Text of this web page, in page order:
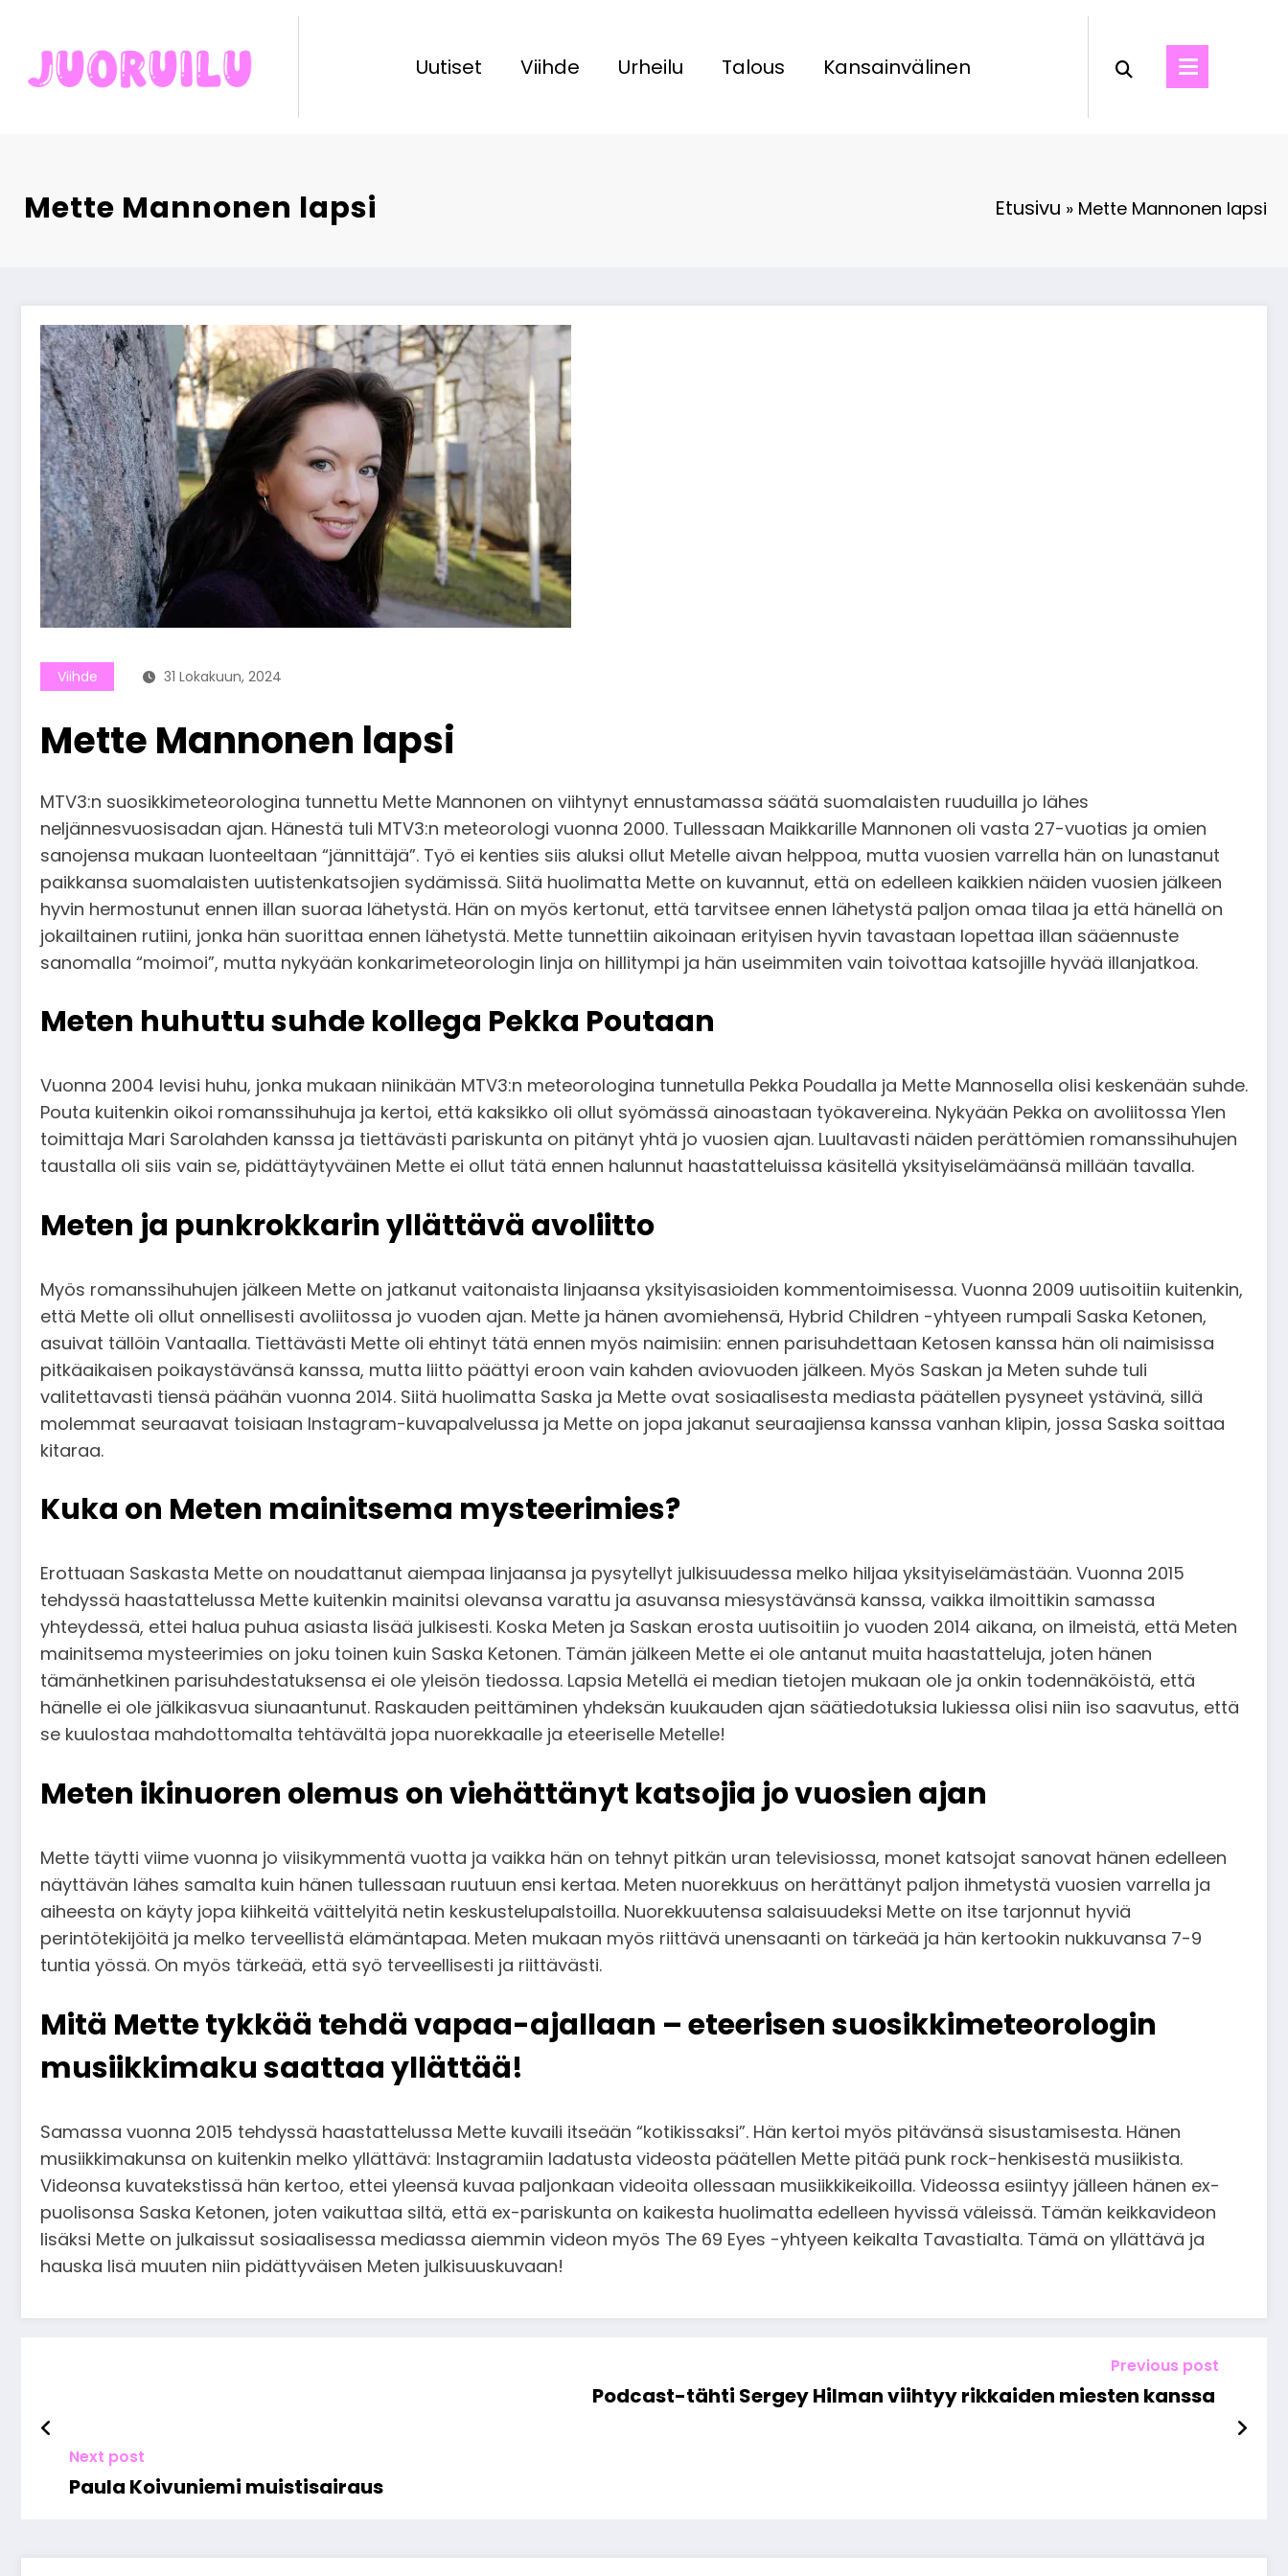
content
Uutiset Viihde Urheilu Talous Kansainvälinen
Mette Mannonen lapsi Etusivu » Mette Mannonen lapsi
Viihde 31 Lokakuun, 2024
Mette Mannonen lapsi
MTV3:n suosikkimeteorologina tunnettu Mette Mannonen on viihtynyt ennustamassa säätä suomalaisten ruuduilla jo lähes
neljännesvuosisadan ajan. Hänestä tuli MTV3:n meteorologi vuonna 2000. Tullessaan Maikkarille Mannonen oli vasta 27-vuotias ja omien
sanojensa mukaan luonteeltaan “jännittäjä”. Työ ei kenties siis aluksi ollut Metelle aivan helppoa, mutta vuosien varrella hän on lunastanut
paikkansa suomalaisten uutistenkatsojien sydämissä. Siitä huolimatta Mette on kuvannut, että on edelleen kaikkien näiden vuosien jälkeen
hyvin hermostunut ennen illan suoraa lähetystä. Hän on myös kertonut, että tarvitsee ennen lähetystä paljon omaa tilaa ja että hänellä on
jokailtainen rutiini, jonka hän suorittaa ennen lähetystä. Mette tunnettiin aikoinaan erityisen hyvin tavastaan lopettaa illan sääennuste
sanomalla “moimoi”, mutta nykyään konkarimeteorologin linja on hillitympi ja hän useimmiten vain toivottaa katsojille hyvää illanjatkoa.
Meten huhuttu suhde kollega Pekka Poutaan
Vuonna 2004 levisi huhu, jonka mukaan niinikään MTV3:n meteorologina tunnetulla Pekka Poudalla ja Mette Mannosella olisi keskenään suhde.
Pouta kuitenkin oikoi romanssihuhuja ja kertoi, että kaksikko oli ollut syömässä ainoastaan työkavereina. Nykyään Pekka on avoliitossa Ylen
toimittaja Mari Sarolahden kanssa ja tiettävästi pariskunta on pitänyt yhtä jo vuosien ajan. Luultavasti näiden perättömien romanssihuhujen
taustalla oli siis vain se, pidättäytyväinen Mette ei ollut tätä ennen halunnut haastatteluissa käsitellä yksityiselämäänsä millään tavalla.
Meten ja punkrokkarin yllättävä avoliitto
Myös romanssihuhujen jälkeen Mette on jatkanut vaitonaista linjaansa yksityisasioiden kommentoimisessa. Vuonna 2009 uutisoitiin kuitenkin,
että Mette oli ollut onnellisesti avoliitossa jo vuoden ajan. Mette ja hänen avomiehensä, Hybrid Children -yhtyeen rumpali Saska Ketonen,
asuivat tällöin Vantaalla. Tiettävästi Mette oli ehtinyt tätä ennen myös naimisiin: ennen parisuhdettaan Ketosen kanssa hän oli naimisissa
pitkäaikaisen poikaystävänsä kanssa, mutta liitto päättyi eroon vain kahden aviovuoden jälkeen. Myös Saskan ja Meten suhde tuli
valitettavasti tiensä päähän vuonna 2014. Siitä huolimatta Saska ja Mette ovat sosiaalisesta mediasta päätellen pysyneet ystävinä, sillä
molemmat seuraavat toisiaan Instagram-kuvapalvelussa ja Mette on jopa jakanut seuraajiensa kanssa vanhan klipin, jossa Saska soittaa
kitaraa.
Kuka on Meten mainitsema mysteerimies?
Erottuaan Saskasta Mette on noudattanut aiempaa linjaansa ja pysytellyt julkisuudessa melko hiljaa yksityiselämästään. Vuonna 2015
tehdyssä haastattelussa Mette kuitenkin mainitsi olevansa varattu ja asuvansa miesystävänsä kanssa, vaikka ilmoittikin samassa
yhteydessä, ettei halua puhua asiasta lisää julkisesti. Koska Meten ja Saskan erosta uutisoitiin jo vuoden 2014 aikana, on ilmeistä, että Meten
mainitsema mysteerimies on joku toinen kuin Saska Ketonen. Tämän jälkeen Mette ei ole antanut muita haastatteluja, joten hänen
tämänhetkinen parisuhdestatuksensa ei ole yleisön tiedossa. Lapsia Metellä ei median tietojen mukaan ole ja onkin todennäköistä, että
hänelle ei ole jälkikasvua siunaantunut. Raskauden peittäminen yhdeksän kuukauden ajan säätiedotuksia lukiessa olisi niin iso saavutus, että
se kuulostaa mahdottomalta tehtävältä jopa nuorekkaalle ja eteeriselle Metelle!
Meten ikinuoren olemus on viehättänyt katsojia jo vuosien ajan
Mette täytti viime vuonna jo viisikymmentä vuotta ja vaikka hän on tehnyt pitkän uran televisiossa, monet katsojat sanovat hänen edelleen
näyttävän lähes samalta kuin hänen tullessaan ruutuun ensi kertaa. Meten nuorekkuus on herättänyt paljon ihmetystä vuosien varrella ja
aiheesta on käyty jopa kiihkeitä väittelyitä netin keskustelupalstoilla. Nuorekkuutensa salaisuudeksi Mette on itse tarjonnut hyviä
perintötekijöitä ja melko terveellistä elämäntapaa. Meten mukaan myös riittävä unensaanti on tärkeää ja hän kertookin nukkuvansa 7-9
tuntia yössä. On myös tärkeää, että syö terveellisesti ja riittävästi.
Mitä Mette tykkää tehdä vapaa-ajallaan – eteerisen suosikkimeteorologin
musiikkimaku saattaa yllättää!
Samassa vuonna 2015 tehdyssä haastattelussa Mette kuvaili itseään “kotikissaksi”. Hän kertoi myös pitävänsä sisustamisesta. Hänen
musiikkimakunsa on kuitenkin melko yllättävä: Instagramiin ladatusta videosta päätellen Mette pitää punk rock-henkisestä musiikista.
Videonsa kuvatekstissä hän kertoo, ettei yleensä kuvaa paljonkaan videoita ollessaan musiikkikeikoilla. Videossa esiintyy jälleen hänen ex-
puolisonsa Saska Ketonen, joten vaikuttaa siltä, että ex-pariskunta on kaikesta huolimatta edelleen hyvissä väleissä. Tämän keikkavideon
lisäksi Mette on julkaissut sosiaalisessa mediassa aiemmin videon myös The 69 Eyes -yhtyeen keikalta Tavastialta. Tämä on yllättävä ja
hauska lisä muuten niin pidättyväisen Meten julkisuuskuvaan!
Previous post
Podcast-tähti Sergey Hilman viihtyy rikkaiden miesten kanssa
Next post
Paula Koivuniemi muistisairaus